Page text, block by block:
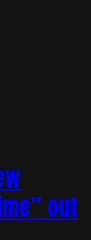
out